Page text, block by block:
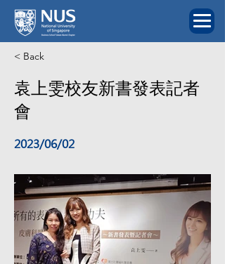
< Back
袁上雯校友新書發表記者
會
2023/06/02